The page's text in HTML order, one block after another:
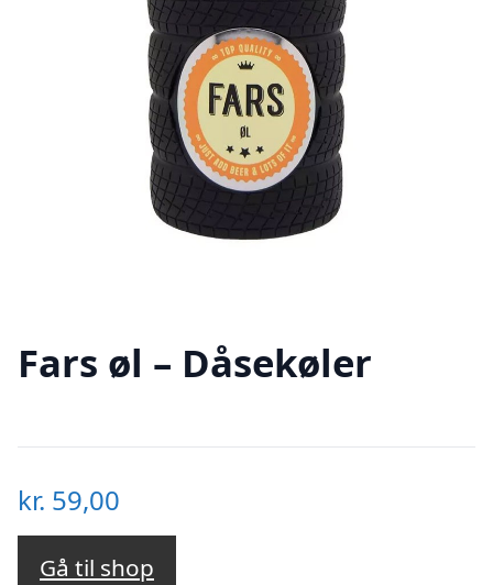
Fars øl – Dåsekøler
kr. 59,00
Gå til shop